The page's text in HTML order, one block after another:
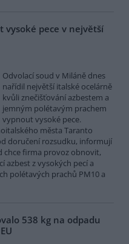
vysoké pece v největší
Odvolací soud v Miláně dnes
nařídil největší italské ocelárně
kvůli znečišťování azbestem a
jemným polétavým prachem
vypnout vysoké pece.
města Taranto
doručení rozsudku, informují
chce firma provoz obnovit,
azbest z vysokých pecí a
polétavých prachů PM10 a
538 kg na odpadu